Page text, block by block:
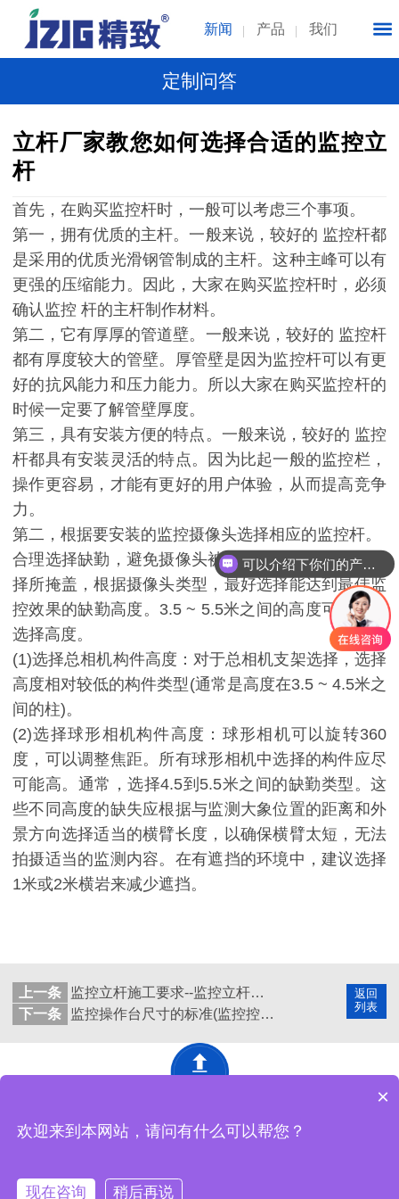
新闻 产品 我们
定制问答
立杆厂家教您如何选择合适的监控立
杆
首先，在购买监控杆时，一般可以考虑三个事项。
第一，拥有优质的主杆。一般来说，较好的 监控杆都
是采用的优质光滑钢管制成的主杆。这种主峰可以有
更强的压缩能力。因此，大家在购买监控杆时，必须
确认 监控 杆的主杆制作材料。
第二，它有厚厚的管道壁。一般来说，较好的 监控杆
都有厚度较大的管壁。厚管壁是因为监控杆可以有更
好的抗风能力和压力能力。所以大家在购买监控杆的
时候一定要了解管壁厚度。
第三，具有安装方便的特点。一般来说，较好的 监控
杆都具有安装灵活的特点。因为比起一般的监控栏，
操作更容易，才能有更好的用户体验，从而提高竞争
力。
第二，根据要安装的监控摄像头选择相应的监控杆。
合理选择缺勤，避免摄像头被社会治安监控缺勤的选
择所掩盖，根据摄像头类型，最好选择能达到最佳监
控效果的缺勤高度。3.5 ~ 5.5米之间的高度可以用作
选择高度。
(1)选择总相机构件高度：对于总相机支架选择，选择
高度相对较低的构件类型(通常是高度在3.5 ~ 4.5米之
间的柱)。
(2)选择球形相机构件高度：球形相机可以旋转360
度，可以调整焦距。所有球形相机中选择的构件应尽
可能高。通常，选择4.5到5.5米之间的缺勤类型。这
些不同高度的缺失应根据与监测大象位置的距离和外
景方向选择适当的横臂长度，以确保横臂太短，无法
拍摄适当的监测内容。在有遮挡的环境中，建议选择
1米或2米横岩来减少遮挡。
返回
列表
上一条
监控立杆施工要求--监控立杆安装位置选择
下一条
监控操作台尺寸的标准(监控控制台控制使用方法)
深圳市精致网络设备有限公司 版权所有
工厂地址：东莞市黄江镇马庙街18号黄金工业城4栋精致工业园
可以介绍下你们的产品么
×
欢迎来到本网站，请问有什么可以帮您？
现在咨询 稍后再说